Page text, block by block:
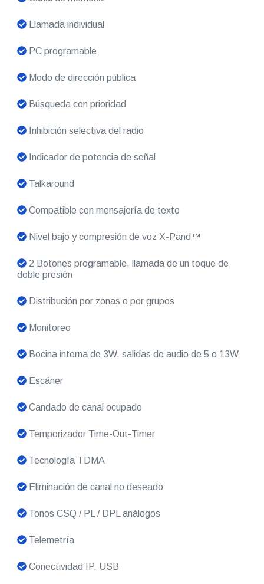
Llamada individual
PC programable
Modo de dirección pública
Búsqueda con prioridad
Inhibición selectiva del radio
Indicador de potencia de señal
Talkaround
Compatible con mensajería de texto
Nivel bajo y compresión de voz X-Pand™
2 Botones programable, llamada de un toque de
doble presión
Distribución por zonas o por grupos
Monitoreo
Bocina interna de 3W, salidas de audio de 5 o 13W
Escáner
Candado de canal ocupado
Temporizador Time-Out-Timer
Tecnología TDMA
Eliminación de canal no deseado
Tonos CSQ / PL / DPL análogos
Telemetría
Conectividad IP, USB